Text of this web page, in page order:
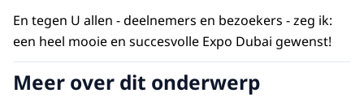
En tegen U allen - deelnemers en bezoekers - zeg ik:
een heel mooie en succesvolle Expo Dubai gewenst!
Meer over dit onderwerp